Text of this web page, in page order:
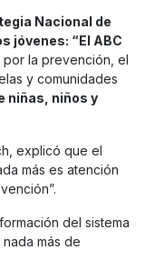
Nacional de
jóvenes: “El ABC
la prevención, el
y comunidades
niñas, niños y
explicó que el
más es atención
del sistema
más de